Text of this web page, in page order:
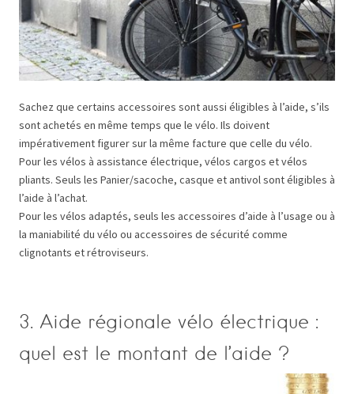
Sachez que certains accessoires sont aussi éligibles à l’aide, s’ils
sont achetés en même temps que le vélo. Ils doivent
impérativement figurer sur la même facture que celle du vélo.
Pour les vélos à assistance électrique, vélos cargos et vélos
pliants. Seuls les Panier/sacoche, casque et antivol sont éligibles à
l’aide à l’achat.
Pour les vélos adaptés, seuls les accessoires d’aide à l’usage ou à
la maniabilité du vélo ou accessoires de sécurité comme
clignotants et rétroviseurs.
3. Aide régionale vélo électrique :
quel est le montant de l’aide ?